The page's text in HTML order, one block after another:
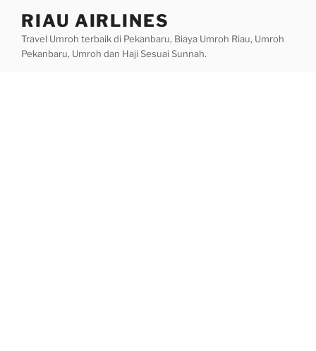
content
RIAU AIRLINES
Travel Umroh terbaik di Pekanbaru, Biaya Umroh Riau, Umroh
Pekanbaru, Umroh dan Haji Sesuai Sunnah.